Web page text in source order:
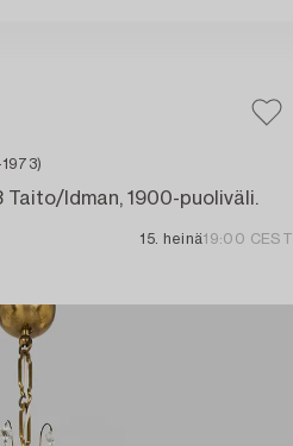
Taito/Idman, 1900-puoliväli.
15. heinä19:00 CEST